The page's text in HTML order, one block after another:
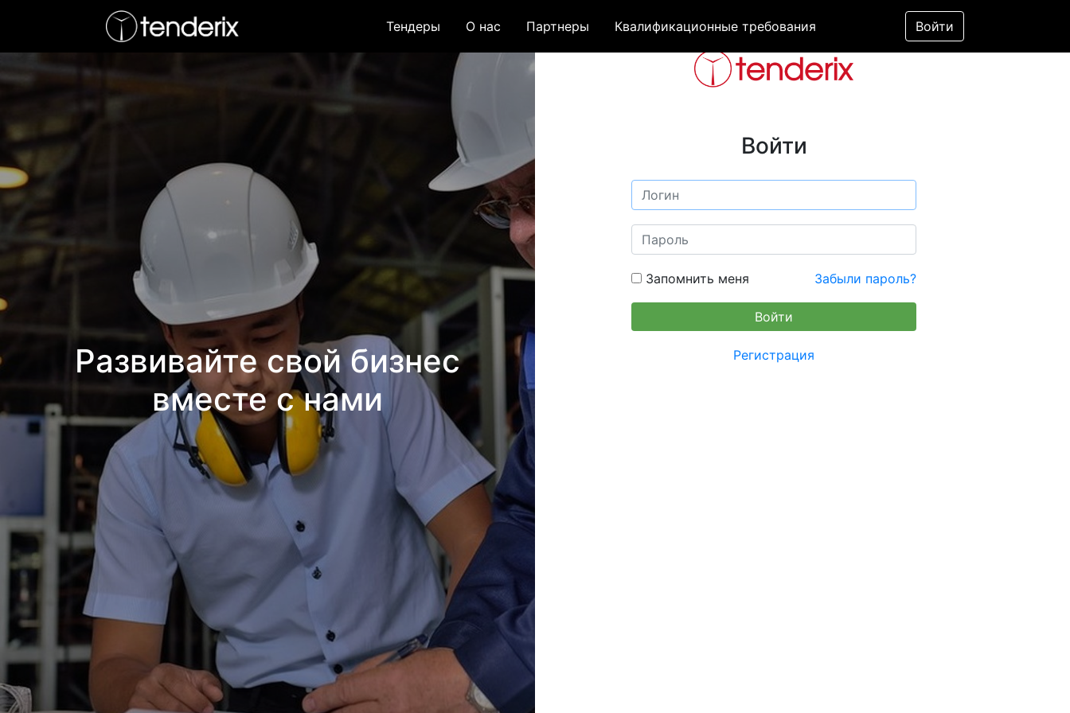
Тендеры О нас Партнеры Квалификационные требования Войти
Войти
Запомнить меня Забыли пароль?
Регистрация
Развивайте свой бизнес
вместе с нами